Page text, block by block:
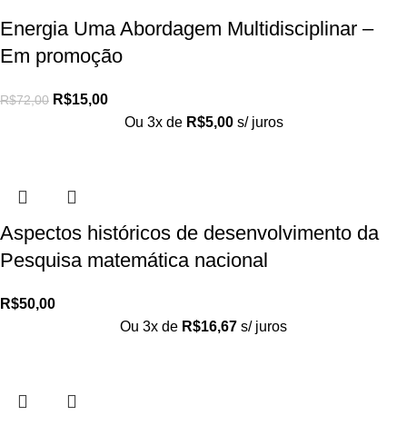
Energia Uma Abordagem Multidisciplinar –
Em promoção
R$72,00 R$15,00
Ou 3x de R$5,00 s/ juros
Aspectos históricos de desenvolvimento da
Pesquisa matemática nacional
R$50,00
Ou 3x de R$16,67 s/ juros